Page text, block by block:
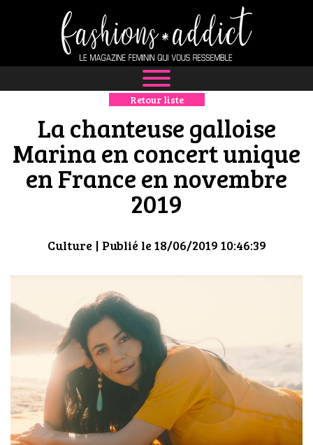
NEWS
MODE
LUXE
DÉFILÉS
BOUTIQUE
CULTURE
HIGH TECH
MAISON
AUTO
LIEUX TENDANCES
Retour liste
La chanteuse galloise
Marina en concert unique
en France en novembre
2019
Culture| Publié le 18/06/2019 10:46:39